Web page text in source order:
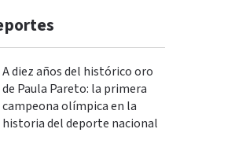
A diez años del histórico oro
de Paula Pareto: la primera
campeona olímpica en la
historia del deporte nacional